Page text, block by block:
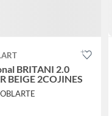
BRITANI 2.0
BEIGE 2COJINES